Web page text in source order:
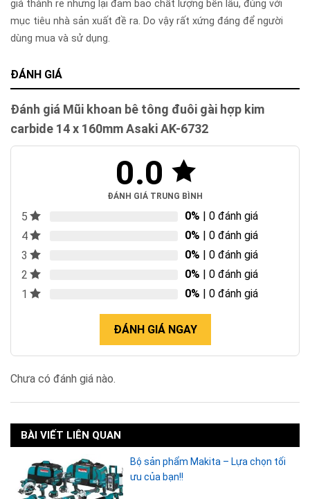
giá thành rẻ nhưng lại đảm bảo chất lượng bền lâu, đúng với
mục tiêu nhà sản xuất đề ra. Do vậy rất xứng đáng để người
dùng mua và sử dụng.
ĐÁNH GIÁ
Đánh giá Mũi khoan bê tông đuôi gài hợp kim
carbide 14 x 160mm Asaki AK-6732
0.0
ĐÁNH GIÁ TRUNG BÌNH
5 0% | 0 đánh giá
4
0% | 0 đánh giá
3
0% | 0 đánh giá
2
0% | 0 đánh giá
1
0% | 0 đánh giá
ĐÁNH GIÁ NGAY
Chưa có đánh giá nào.
BÀI VIẾT LIÊN QUAN
Bộ sản phẩm Makita – Lựa chọn tối
ưu của bạn!!